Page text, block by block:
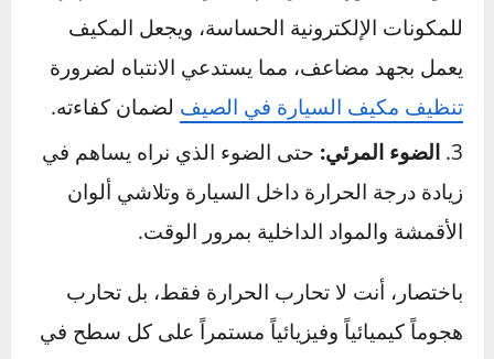
تحوله إلى طبقة باهتة ومتقشرة، وهي التي تسبب
جفاف وتشقق التابلوه والمقاعد.
الأشعة تحت الحمراء (IR):
هذه هي الأشعة التي
نشعر بها على شكل حرارة. هي المسؤولة عن
تحويل مقصورة سيارتك إلى فرن، مما يسبب إجهاداً
للمكونات الإلكترونية الحساسة، ويجعل المكيف
يعمل بجهد مضاعف، مما يستدعي الانتباه لضرورة
تنظيف مكيف السيارة في الصيف
لضمان كفاءته.